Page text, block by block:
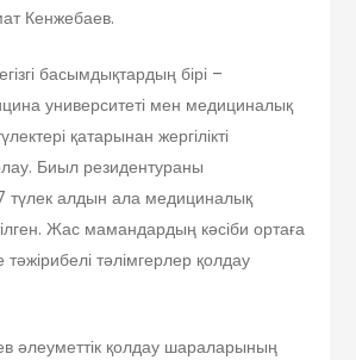
Кенжебаев.
басымдықтардың бірі –
университеті мен медициналық
қатарынан жергілікті
Биыл резидентураны
түлек алдын ала медициналық
Жас мамандардың кәсіби ортаға
тәжірибелі тәлімгерлер қолдау
әлеуметтік қолдау шараларының